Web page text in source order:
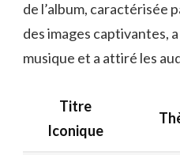
de l’album, caractérisée
des images captivantes,
musique et a attiré les
Titre
Iconique